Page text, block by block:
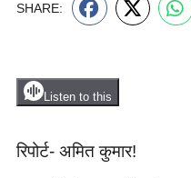
SHARE:
Listen to this
रिपोर्ट- अमित कुमार!